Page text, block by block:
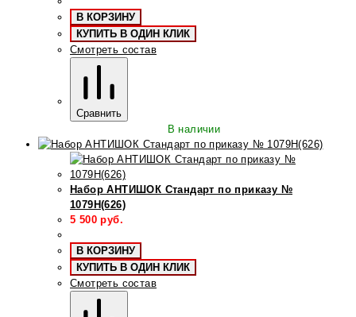
В КОРЗИНУ
КУПИТЬ В ОДИН КЛИК
Смотреть состав
Сравнить
В наличии
Набор АНТИШОК Стандарт по приказу №
1079Н(626)
5 500 руб.
В КОРЗИНУ
КУПИТЬ В ОДИН КЛИК
Смотреть состав